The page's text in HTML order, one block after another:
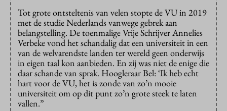
Tot grote ontsteltenis van velen stopte de VU in 2019
met de studie Nederlands vanwege gebrek aan
belangstelling. De toenmalige Vrije Schrijver Annelies
Verbeke vond het schandalig dat een universiteit in een
van de welvarendste landen ter wereld geen onderwijs
in eigen taal kon aanbieden. En zij was niet de enige die
daar schande van sprak. Hoogleraar Bel: ‘Ik heb echt
hart voor de VU, het is zonde van zo’n mooie
universiteit om op dit punt zo’n grote steek te laten
vallen.”